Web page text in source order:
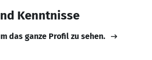
Kenntnisse
das ganze Profil zu sehen.